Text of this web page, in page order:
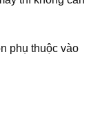
phụ thuộc vào